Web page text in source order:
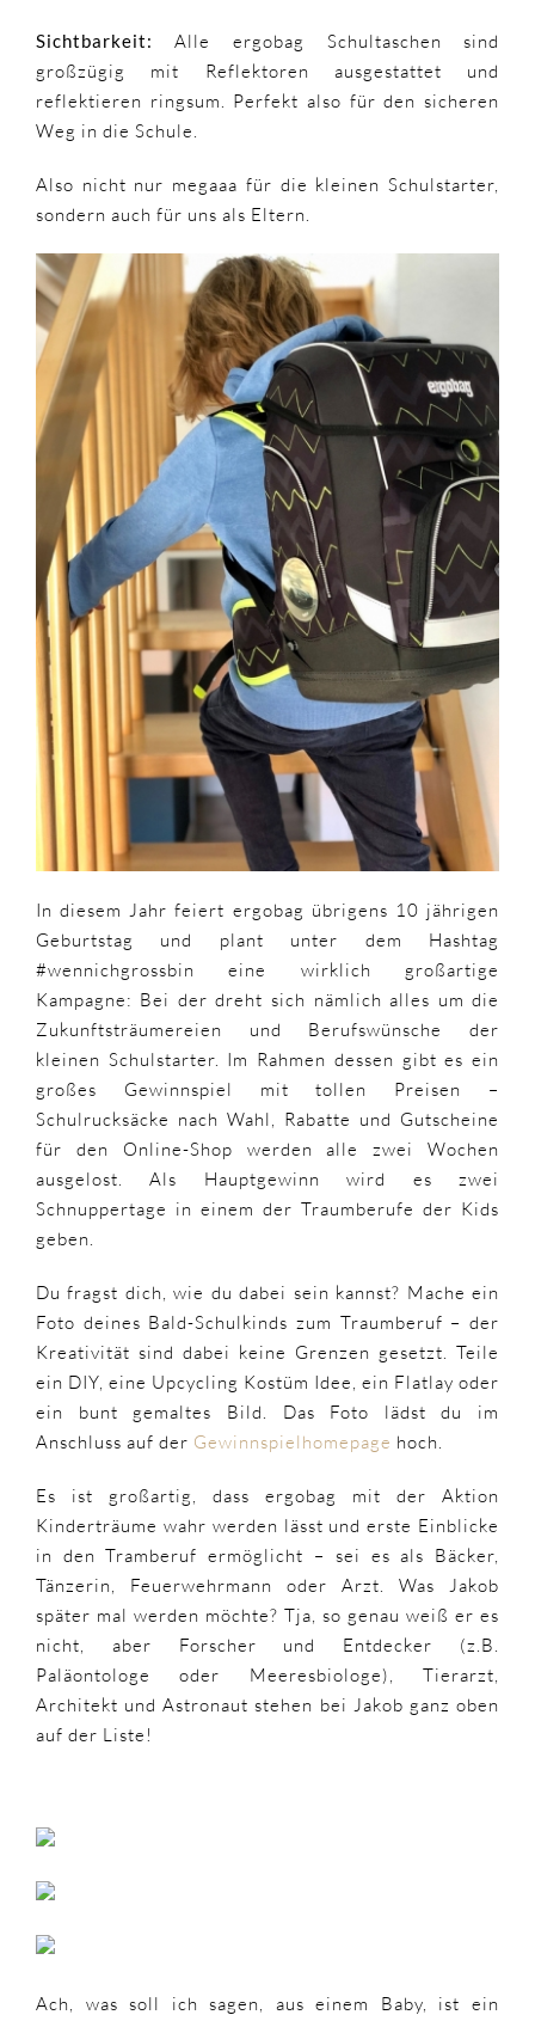
Sichtbarkeit:
Alle ergobag Schultaschen sind
großzügig mit Reflektoren ausgestattet und
reflektieren ringsum. Perfekt also für den sicheren
Weg in die Schule.
Also nicht nur megaaa für die kleinen Schulstarter,
sondern auch für uns als Eltern.
In diesem Jahr feiert ergobag übrigens 10 jährigen
Geburtstag und plant unter dem Hashtag
#wennichgrossbin eine wirklich großartige
Kampagne: Bei der dreht sich nämlich alles um die
Zukunftsträumereien und Berufswünsche der
kleinen Schulstarter. Im Rahmen dessen gibt es ein
großes Gewinnspiel mit tollen Preisen –
Schulrucksäcke nach Wahl, Rabatte und Gutscheine
für den Online-Shop werden alle zwei Wochen
ausgelost. Als Hauptgewinn wird es zwei
Schnuppertage in einem der Traumberufe der Kids
geben.
Du fragst dich, wie du dabei sein kannst? Mache ein
Foto deines Bald-Schulkinds zum Traumberuf – der
Kreativität sind dabei keine Grenzen gesetzt. Teile
ein DIY, eine Upcycling Kostüm Idee, ein Flatlay oder
ein bunt gemaltes Bild. Das Foto lädst du im
Anschluss auf der Gewinnspielhomepage hoch.
Es ist großartig, dass ergobag mit der Aktion
Kinderträume wahr werden lässt und erste Einblicke
in den Tramberuf ermöglicht – sei es als Bäcker,
Tänzerin, Feuerwehrmann oder Arzt. Was Jakob
später mal werden möchte? Tja, so genau weiß er es
nicht, aber Forscher und Entdecker (z.B.
Paläontologe oder Meeresbiologe), Tierarzt,
Architekt und Astronaut stehen bei Jakob ganz oben
auf der Liste!
Ach, was soll ich sagen, aus einem Baby, ist ein